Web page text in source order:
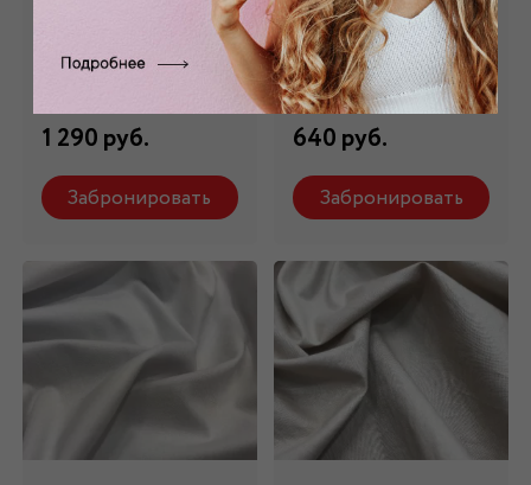
Хлопок белый ХБ -
043
1 290 руб.
Забронировать
Хлопок - батист
белый ХБ - 015
Состав: 100 % х/б
640 руб.
Забронировать